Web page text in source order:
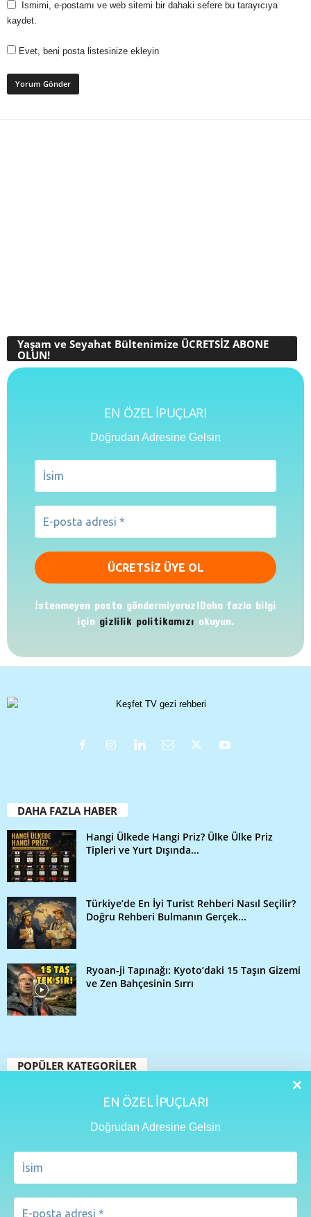
EN ÖZEL İPUÇLARI
Doğrudan Adresine Gelsin
Ismimi, e-postamı ve web sitemi bir dahaki sefere bu tarayıcıya
kaydet.
Evet, beni posta listesinize ekleyin
Yaşam ve Seyahat Bültenimize ÜCRETSİZ ABONE
OLUN!
EN ÖZEL İPUÇLARI
Doğrudan Adresine Gelsin
İstenmeyen posta göndermiyoruz!Daha fazla bilgi
için gizlilik politikamızı okuyun.
DAHA FAZLA HABER
Hangi Ülkede Hangi Priz? Ülke Ülke Priz
Tipleri ve Yurt Dışında...
Türkiye’de En İyi Turist Rehberi Nasıl Seçilir?
Doğru Rehberi Bulmanın Gerçek...
Ryoan-ji Tapınağı: Kyoto’daki 15 Taşın Gizemi
ve Zen Bahçesinin Sırrı
POPÜLER KATEGORİLER
109
Seyahat İpuçları
Gezi Rehberleri
Lezzet Rehberi